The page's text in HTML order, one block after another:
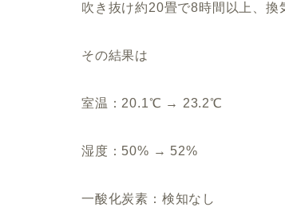
吹き抜け約20畳で8時間以上、
その結果は
室温：20.1℃ → 23.2℃
湿度：50% → 52%
一酸化炭素：検知なし